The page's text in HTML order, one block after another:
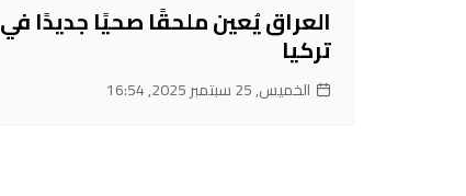
العراق يُعين ملحقًا صحيًا جديدًا في
تركيا
الخميس, 25 سبتمبر 2025, 16:54